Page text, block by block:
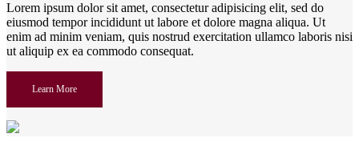
Lorem ipsum dolor sit amet, consectetur adipisicing elit, sed do
eiusmod tempor incididunt ut labore et dolore magna aliqua. Ut
enim ad minim veniam, quis nostrud exercitation ullamco laboris nisi
ut aliquip ex ea commodo consequat.
Learn More